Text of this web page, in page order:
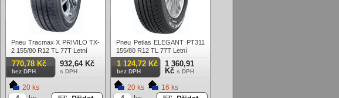
Pneu Tracmax X PRIVILO TX-
2 155/80 R12 TL 77T Letní
770,78 Kč
bez DPH
932,64 Kč
s DPH
20 ks
Pneu Petlas ELEGANT PT311
155/80 R12 TL 77T Letní
1 124,72 Kč
bez DPH
1 360,91
Kč s DPH
20 ks 16 ks